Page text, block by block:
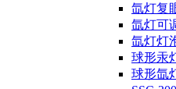
氙灯复
氙灯可
氙灯灯
球形汞
球形氙